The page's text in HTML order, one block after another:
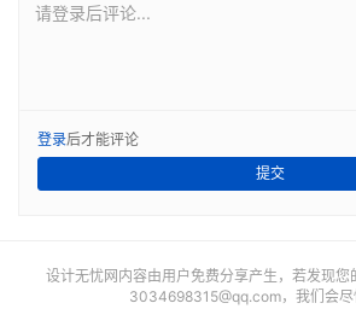
请登录后评论...
登录后才能评论
提交
设计无忧网内容由用户免费分享产生，若发现您
3034698315@qq.com，我们会尽